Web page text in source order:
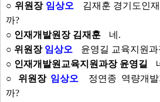
○ 위원장 임상오
김재훈 경기도인
까?
○ 인재개발원장 김재훈
네.
○ 위원장 임상오
윤영길 교육지원
○ 인재개발원교육지원과장 윤영길
○ 위원장 임상오
정연종 역량개
까?